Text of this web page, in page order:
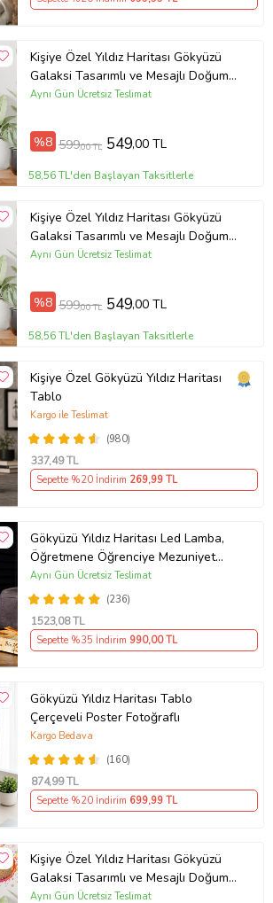
Kişiye Özel Yıldız Haritası Gökyüzü
Galaksi Tasarımlı ve Mesajlı Doğum
Haritası Siyah 21x30 Çerçeve oh944
Aynı Gün Ücretsiz Teslimat
%8 599,00 TL 549,00 TL
58,56 TL'den Başlayan Taksitlerle
Kişiye Özel Yıldız Haritası Gökyüzü
Galaksi Tasarımlı ve Mesajlı Doğum
Haritası Siyah 21x30 Çerçeve oh943
Aynı Gün Ücretsiz Teslimat
%8 599,00 TL 549,00 TL
58,56 TL'den Başlayan Taksitlerle
Kişiye Özel Gökyüzü Yıldız Haritası
Tablo
(980)
Kargo ile Teslimat
337,49 TL
Sepette %20 İndirim 269,99 TL
Gökyüzü Yıldız Haritası Led Lamba,
Öğretmene Öğrenciye Mezuniyet
Hediyesi, Horoskop Astroloji
Haritası, Sevgiliye Hediye, Özel Gün
Hediyesi Kişiye Özel İsimli Led
Lamba
(236)
Aynı Gün Ücretsiz Teslimat
1523,08 TL
Sepette %35 İndirim 990,00 TL
Gökyüzü Yıldız Haritası Tablo
Çerçeveli Poster Fotoğraflı
(160)
Kargo Bedava
874,99 TL
Sepette %20 İndirim 699,99 TL
Kişiye Özel Yıldız Haritası Gökyüzü
Galaksi Tasarımlı ve Mesajlı Doğum
Haritası Siyah 21x30 Çerçeve oh946
Aynı Gün Ücretsiz Teslimat